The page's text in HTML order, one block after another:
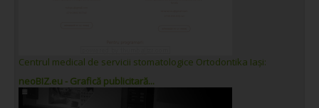
Centrul medical de servicii stomatologice Ortodontika Iași:
neoBIZ.eu - Grafică publicitară...